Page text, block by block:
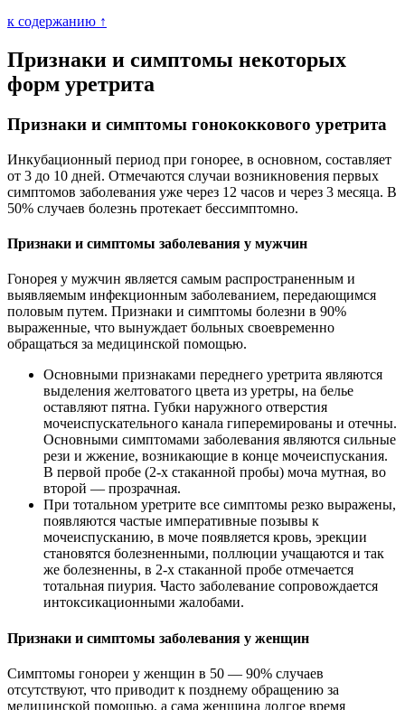
к содержанию ↑
Признаки и симптомы некоторых
форм уретрита
Признаки и симптомы гонококкового уретрита
Инкубационный период при гонорее, в основном, составляет
от 3 до 10 дней. Отмечаются случаи возникновения первых
симптомов заболевания уже через 12 часов и через 3 месяца. В
50% случаев болезнь протекает бессимптомно.
Признаки и симптомы заболевания у мужчин
Гонорея у мужчин является самым распространенным и
выявляемым инфекционным заболеванием, передающимся
половым путем. Признаки и симптомы болезни в 90%
выраженные, что вынуждает больных своевременно
обращаться за медицинской помощью.
Основными признаками переднего уретрита являются
выделения желтоватого цвета из уретры, на белье
оставляют пятна. Губки наружного отверстия
мочеиспускательного канала гиперемированы и отечны.
Основными симптомами заболевания являются сильные
рези и жжение, возникающие в конце мочеиспускания.
В первой пробе (2-х стаканной пробы) моча мутная, во
второй — прозрачная.
При тотальном уретрите все симптомы резко выражены,
появляются частые императивные позывы к
мочеиспусканию, в моче появляется кровь, эрекции
становятся болезненными, поллюции учащаются и так
же болезненны, в 2-х стаканной пробе отмечается
тотальная пиурия. Часто заболевание сопровождается
интоксикационными жалобами.
Признаки и симптомы заболевания у женщин
Симптомы гонореи у женщин в 50 — 90% случаев
отсутствуют, что приводит к позднему обращению за
медицинской помощью, а сама женщина долгое время